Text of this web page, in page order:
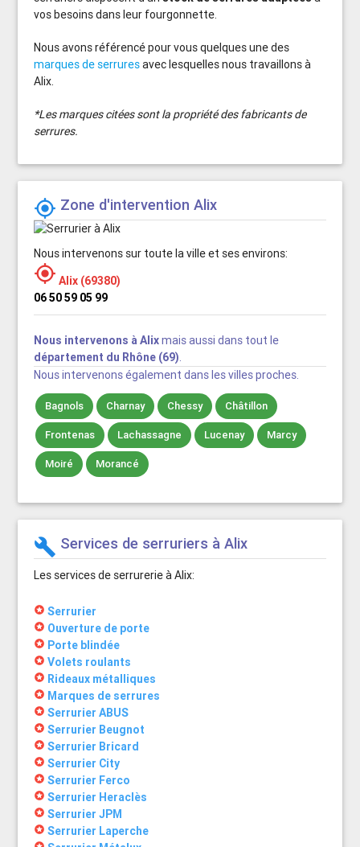
vos besoins dans leur fourgonnette.
Nous avons référencé pour vous quelques une des
marques de serruresavec lesquelles nous travaillons à
Alix.
*Les marques citées sont la propriété des fabricants de
serrures.
 Zone d'intervention Alix
Nous intervenons sur toute la ville et ses environs:
 Alix (69380)
06 50 59 05 99
Nous intervenons à Alixmais aussi dans tout le
département du Rhône (69).
Nous intervenons également dans les villes proches.
Bagnols Charnay Chessy Châtillon
Frontenas Lachassagne Lucenay Marcy
Moiré Morancé
build Services de serruriers à Alix
Les services de serrurerie à Alix:
stars Serrurier
stars Ouverture de porte
stars Porte blindée
stars Volets roulants
stars Rideaux métalliques
stars Marques de serrures
stars Serrurier ABUS
stars Serrurier Beugnot
stars Serrurier Bricard
stars Serrurier City
stars Serrurier Ferco
stars Serrurier Heraclès
stars Serrurier JPM
stars Serrurier Laperche